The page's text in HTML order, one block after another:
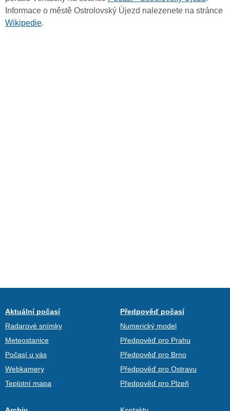
Informace o městě Ostrolovský Újezd nalezenete na stránce
Wikipedie.
Aktuální počasí
Radarové snímky
Meteostanice
Počasí u vás
Webkamery
Teplotní mapa
Předpověď počasí
Numerický model
Předpověď pro Prahu
Předpověď pro Brno
Předpověď pro Ostravu
Předpověď pro Plzeň